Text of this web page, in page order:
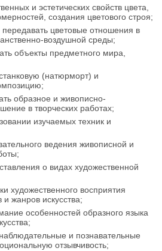
и эстетических свойств цвета,
создания цветового строя;
цветовые отношения в
воздушной среды;
объекты предметного мира,
(натюрморт) и
образное и живописно-
в творческих работах;
изучаемых техник и
ведения живописной и
о видах художественной
художественного восприятия
и жанров искусства;
особенностей образного языка
и познавательные
отзывчивость;